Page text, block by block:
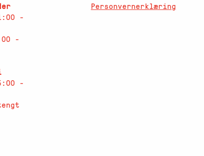
-
-
-
Personvernerklæring